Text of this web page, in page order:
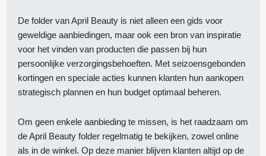
De folder van April Beauty is niet alleen een gids voor
geweldige aanbiedingen, maar ook een bron van inspiratie
voor het vinden van producten die passen bij hun
persoonlijke verzorgingsbehoeften. Met seizoensgebonden
kortingen en speciale acties kunnen klanten hun aankopen
strategisch plannen en hun budget optimaal beheren.
Om geen enkele aanbieding te missen, is het raadzaam om
de April Beauty folder regelmatig te bekijken, zowel online
als in de winkel. Op deze manier blijven klanten altijd op de